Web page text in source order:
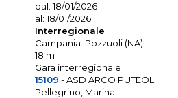
dal: 18/01/2026
al: 18/01/2026
Interregionale
Campania: Pozzuoli (NA)
18 m
Gara interregionale
15109 - ASD ARCO PUTEOLI
Pellegrino, Marina